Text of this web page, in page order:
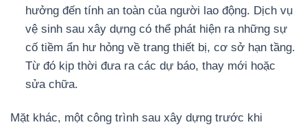
hưởng đến tính an toàn của người lao động. Dịch vụ
vệ sinh sau xây dựng có thể phát hiện ra những sự
cố tiềm ẩn hư hỏng về trang thiết bị, cơ sở hạn tầng.
Từ đó kịp thời đưa ra các dự báo, thay mới hoặc
sửa chữa.
Mặt khác, một công trình sau xây dựng trước khi